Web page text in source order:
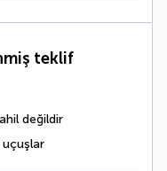
teklif
değildir
uçuşlar